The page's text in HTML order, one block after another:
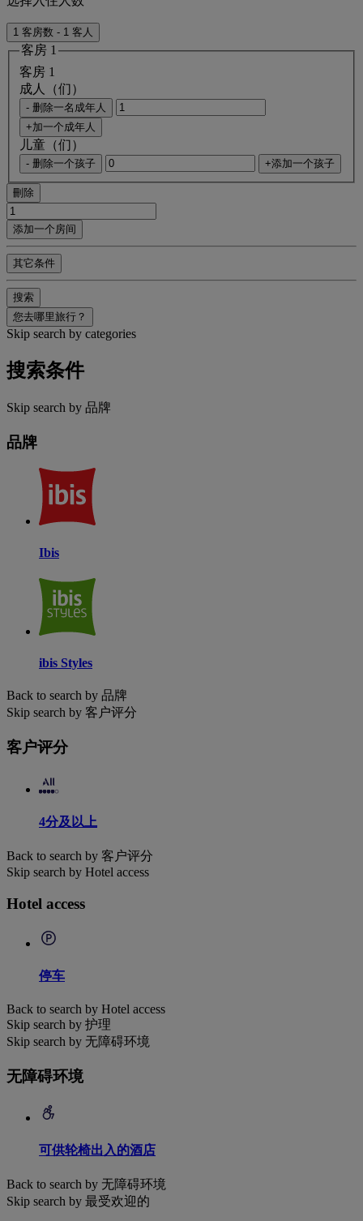
1 客房数 - 1 客人
客房 1
客房 1
成人（们）
- 删除一名成年人
+加一个成年人
儿童（们）
- 删除一个孩子 +添加一个孩子
刪除
添加一个房间
其它条件
搜索
您去哪里旅行？
Skip search by categories
搜索条件
Skip search by 品牌
品牌
Ibis
ibis Styles
Back to search by 品牌
Skip search by 客户评分
客户评分
4分及以上
Back to search by 客户评分
Skip search by Hotel access
Hotel access
停车
Back to search by Hotel access
Skip search by 护理
Skip search by 无障碍环境
无障碍环境
可供轮椅出入的酒店
Back to search by 无障碍环境
Skip search by 最受欢迎的